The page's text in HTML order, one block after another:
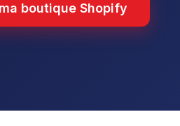
boutique Shopify